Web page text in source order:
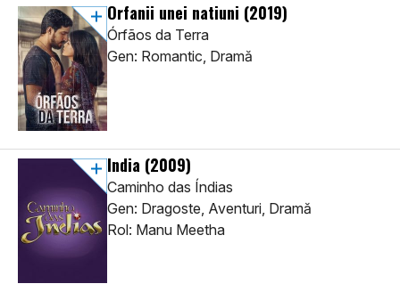
Orfanii unei natiuni (2019)
Órfãos da Terra
Gen: Romantic, Dramă
India (2009)
Caminho das Índias
Gen: Dragoste, Aventuri, Dramă
Rol: Manu Meetha